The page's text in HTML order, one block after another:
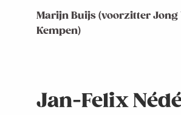
Marijn Buijs (voorzitter Jong
Kempen)
Jan-Felix